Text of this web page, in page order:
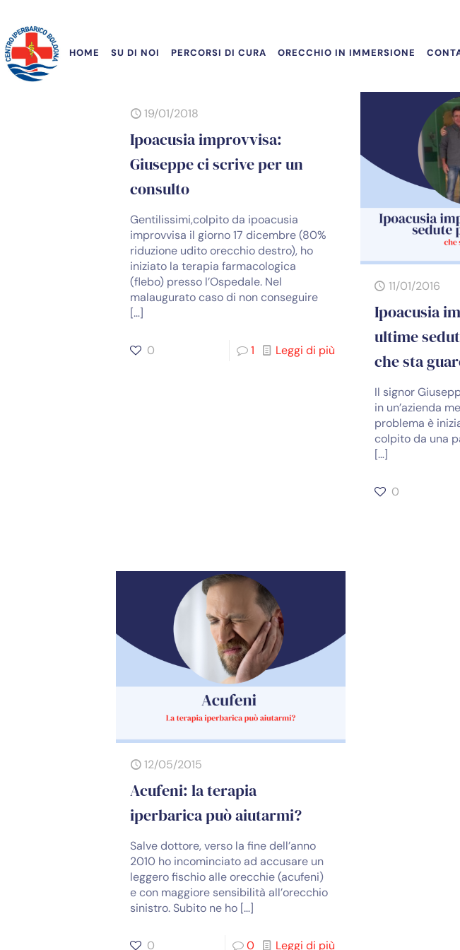
HOME SU DI NOI PERCORSI DI CURA ORECCHIO IN IMMERSIONE
19/01/2018
Ipoacusia improvvisa:
Giuseppe ci scrive per un
consulto
Gentilissimi,colpito da ipoacusia
improvvisa il giorno 17 dicembre (80%
riduzione udito orecchio destro), ho
iniziato la terapia farmacologica
(flebo) presso l’Ospedale. Nel
malaugurato caso di non conseguire
[…]
0 1 Leggi di più
11/01/2016
Ipoacusia
ultime
che sta
Il signor
in un’azienda
problema è
colpito da una
[…]
0
12/05/2015
Acufeni: la terapia
iperbarica può aiutarmi?
Salve dottore, verso la fine dell’anno
2010 ho incominciato ad accusare un
leggero fischio alle orecchie (acufeni)
e con maggiore sensibilità all’orecchio
sinistro. Subito ne ho […]
0 0 Leggi di più